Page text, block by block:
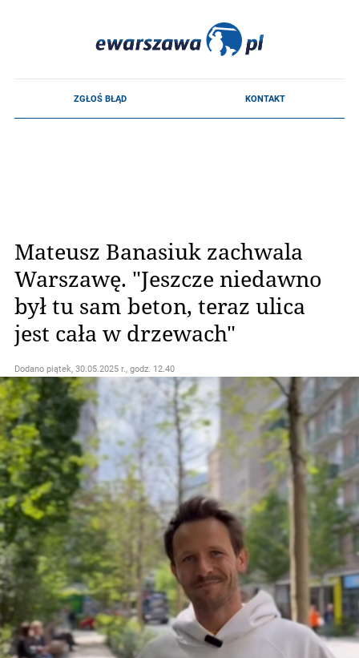
Mateusz Banasiuk zachwala
Warszawę. "Jeszcze niedawno
był tu sam beton, teraz ulica
jest cała w drzewach"
Dodano piątek, 30.05.2025 r., godz. 12.40